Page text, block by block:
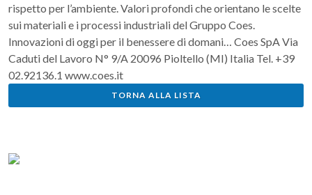
rispetto per l’ambiente. Valori profondi che orientano le scelte
sui materiali e i processi industriali del Gruppo Coes.
Innovazioni di oggi per il benessere di domani… Coes SpA Via
Caduti del Lavoro N° 9/A 20096 Pioltello (MI) Italia Tel. +39
02.92136.1 www.coes.it
TORNA ALLA LISTA